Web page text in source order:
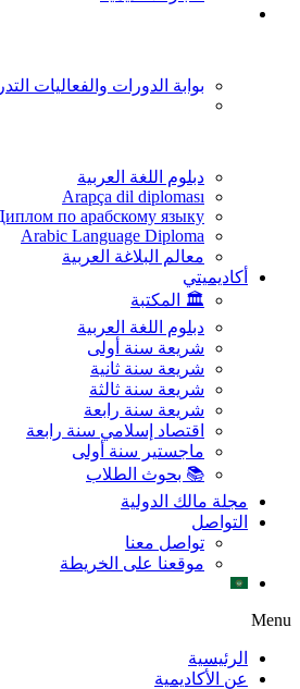
بوابة الدورات والفعاليات
دبلوم اللغة العربية
Arapça dil diploması
по арабскому языку
Arabic Language Diploma
معالم البلاغة العربية
أكاديميتي
🏛️ المكتبة
دبلوم اللغة العربية
شريعة سنة أولى
شريعة سنة ثانية
شريعة سنة ثالثة
شريعة سنة رابعة
اقتصاد إسلامي سنة رابعة
ماجستير سنة أولى
📚 بحوث الطلاب
مجلة مالك الدولية
التواصل
تواصل معنا
موقعنا على الخريطة
Menu
الرئيسية
عن الأكاديمية